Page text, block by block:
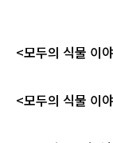
<모두의 식물 이
<모두의 식물 이